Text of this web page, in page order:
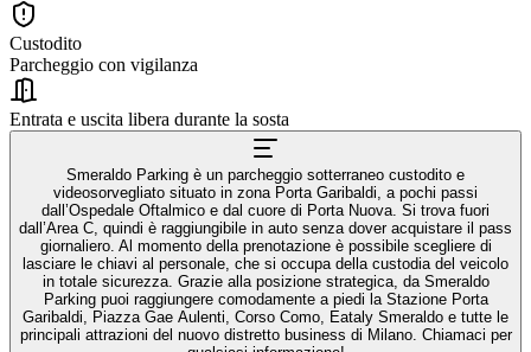
Custodito
Parcheggio con vigilanza
Entrata e uscita libera durante la sosta
Smeraldo Parking è un parcheggio sotterraneo custodito e
videosorvegliato situato in zona Porta Garibaldi, a pochi passi
dall’Ospedale Oftalmico e dal cuore di Porta Nuova. Si trova fuori
dall’Area C, quindi è raggiungibile in auto senza dover acquistare il pass
giornaliero. Al momento della prenotazione è possibile scegliere di
lasciare le chiavi al personale, che si occupa della custodia del veicolo
in totale sicurezza. Grazie alla posizione strategica, da Smeraldo
Parking puoi raggiungere comodamente a piedi la Stazione Porta
Garibaldi, Piazza Gae Aulenti, Corso Como, Eataly Smeraldo e tutte le
principali attrazioni del nuovo distretto business di Milano. Chiamaci per